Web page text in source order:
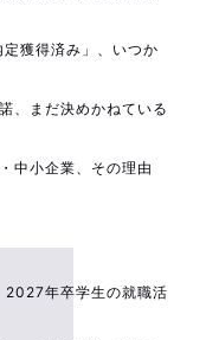
獲得済み」、いつか
、まだ決めかねている
中小企業、その理由
2027年卒学生の就職活